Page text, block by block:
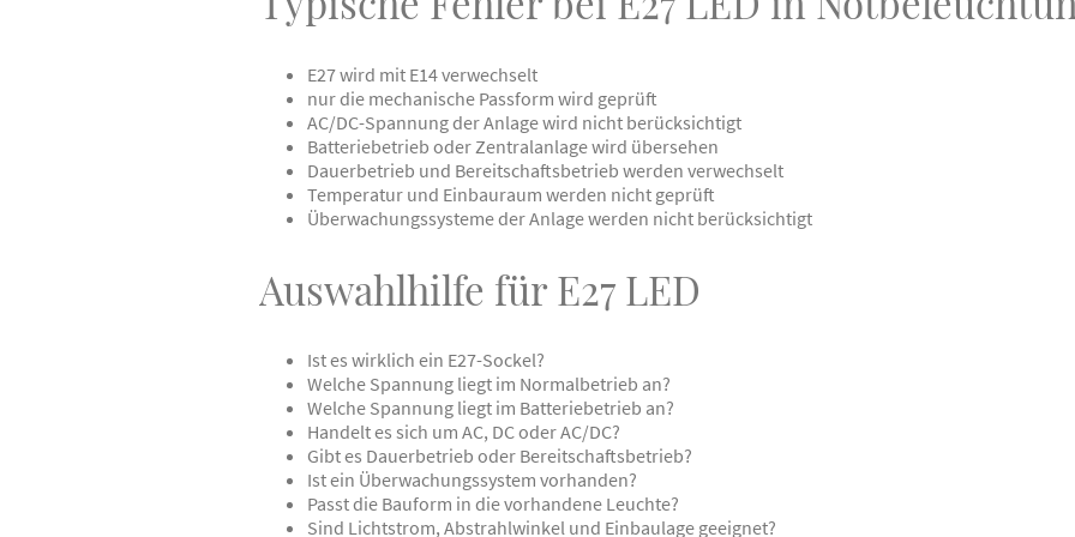
E27 wird mit E14 verwechselt
nur die mechanische Passform wird geprüft
AC/DC-Spannung der Anlage wird nicht berücksichtigt
Batteriebetrieb oder Zentralanlage wird übersehen
Dauerbetrieb und Bereitschaftsbetrieb werden verwechselt
Temperatur und Einbauraum werden nicht geprüft
Überwachungssysteme der Anlage werden nicht berücksichtigt
Auswahlhilfe für E27 LED
Ist es wirklich ein E27-Sockel?
Welche Spannung liegt im Normalbetrieb an?
Welche Spannung liegt im Batteriebetrieb an?
Handelt es sich um AC, DC oder AC/DC?
Gibt es Dauerbetrieb oder Bereitschaftsbetrieb?
Ist ein Überwachungssystem vorhanden?
Passt die Bauform in die vorhandene Leuchte?
Sind Lichtstrom, Abstrahlwinkel und Einbaulage geeignet?